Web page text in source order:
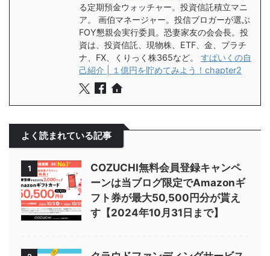
る定期預金ウォッチャー。投資信託積立マニ
ア。 画伯マネージャー。投信ブロガーが選ぶ
FOY懇親会実行委員。恐妻家友の会会長。投
資は、投資信託、現物株、ETF、金、プラチ
ナ、FX、くりっく株365など。 すぱいくの自
己紹介 | １億円を貯めてみよう！chapter2
よく読まれている記事
1
COZUCHI無料会員登録キャンペ
ーンは当ブログ限定でAmazonギ
フト券が最大50,500円分が貰え
す【2024年10月31日まで】